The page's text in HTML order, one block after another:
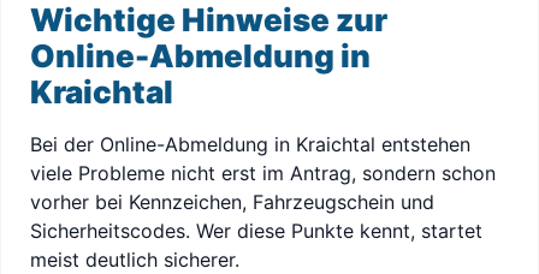
Wichtige Hinweise zur
Online-Abmeldung in
Kraichtal
Bei der Online-Abmeldung in Kraichtal entstehen
viele Probleme nicht erst im Antrag, sondern schon
vorher bei Kennzeichen, Fahrzeugschein und
Sicherheitscodes. Wer diese Punkte kennt, startet
meist deutlich sicherer.